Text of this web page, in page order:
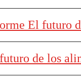
El futuro
de los